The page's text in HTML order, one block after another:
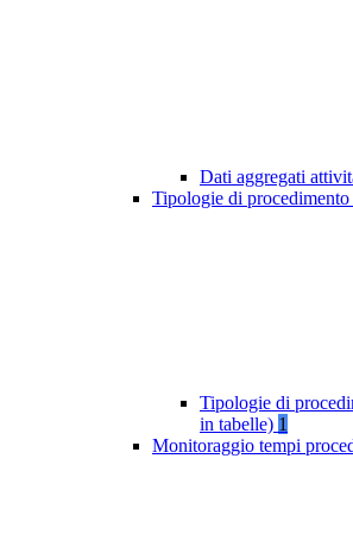
Dati aggregati
Tipologie di procedimento
Tipologie di
in tabelle) 1
Monitoraggio tempi